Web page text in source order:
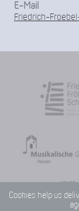
E-Mail
Friedrich-
Cookies help us